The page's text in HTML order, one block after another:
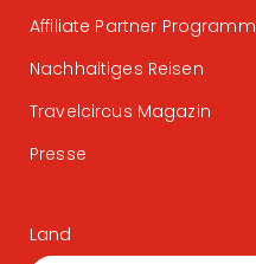
Affiliate Partner Programm
Nachhaltiges Reisen
Travelcircus Magazin
Presse
Land